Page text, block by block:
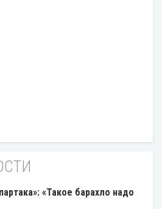
«Такое барахло надо